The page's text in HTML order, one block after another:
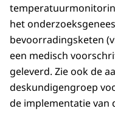
het
bevoorradingsketen
een medisch
geleverd. Zie ook de
deskundigengroep
de implementatie van